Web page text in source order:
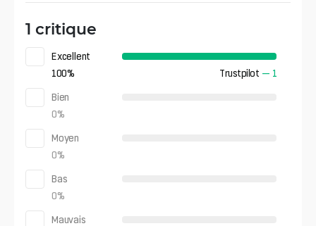
1 critique
Excellent
100% Trustpilot — 1
Bien
0%
Moyen
0%
Bas
0%
Mauvais